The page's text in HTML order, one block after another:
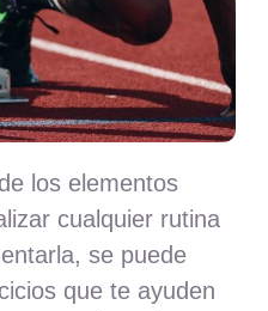
los elementos
cualquier rutina
se puede
que te ayuden